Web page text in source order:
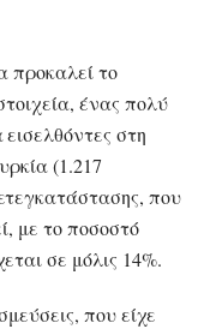
προκαλεί το
ένας πολύ
στη
(1.217
που
με το ποσοστό
σε μόλις 14%.
που είχε